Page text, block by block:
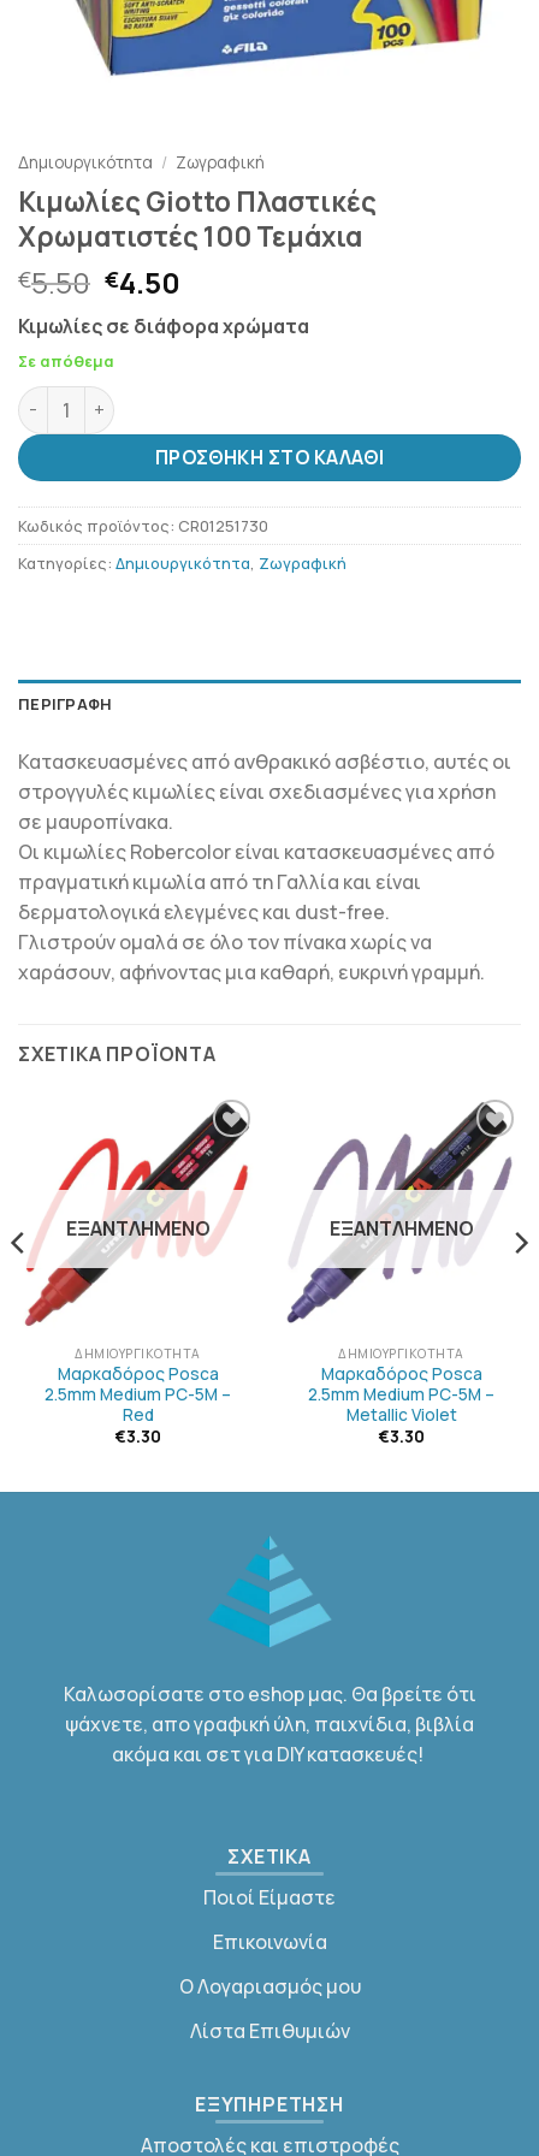
Δημιουργικότητα / Ζωγραφική
Κιμωλίες Giotto Πλαστικές
Χρωματιστές 100 Τεμάχια
€5.50 Original
price
was:
€5.50.
€4.50
τρέχουσα
τιμή
Κιμωλίες σε διάφορα χρώματα
Σε απόθεμα
Κιμωλίες Giotto Πλαστικές Χρωματιστές 100 Τεμάχια
ΠΡΟΣΘΉΚΗ ΣΤΟ ΚΑΛΆΘΙ
Κωδικός προϊόντος: CR01251730
Κατηγορίες: Δημιουργικότητα Ζωγραφική
ΠΕΡΙΓΡΑΦΉ
Κατασκευασμένες από ανθρακικό ασβέστιο, αυτές οι
στρογγυλές κιμωλίες είναι σχεδιασμένες για χρήση
σε μαυροπίνακα.
Οι κιμωλίες Robercolor είναι κατασκευασμένες από
πραγματική κιμωλία από τη Γαλλία και είναι
δερματολογικά ελεγμένες και dust-free.
Γλιστρούν ομαλά σε όλο τον πίνακα χωρίς να
χαράσουν, αφήνοντας μια καθαρή, ευκρινή γραμμή.
ΣΧΕΤΙΚΆ ΠΡΟΪΌΝΤΑ
ΠΡΟΣΘΉΚΗ
ΣΤΗΝ
ΛΊΣΤΑ
ΕΠΙΘΥΜΙΏΝ
ΕΞΑΝΤΛΗΜΈΝΟ
ΔΗΜΙΟΥΡΓΙΚΌΤΗΤΑ
Μαρκαδόρος Posca
2.5mm Medium PC-5M –
Red
€3.30
ΠΡΟΣΘΉΚΗ
ΣΤΗΝ
ΛΊΣΤΑ
ΕΠΙΘΥΜΙΏΝ
ΕΞΑΝΤΛΗΜΈΝΟ
ΔΗΜΙΟΥΡΓΙΚΌΤΗΤΑ
Μαρκαδόρος Posca
2.5mm Medium PC-5M –
Metallic Violet
€3.30
Καλωσορίσατε στο eshop μας. Θα βρείτε ότι
ψάχνετε, απο γραφική ύλη, παιχνίδια, βιβλία
ακόμα και σετ για DIY κατασκευές!
ΣΧΕΤΙΚΑ
Ποιοί Είμαστε
Επικοινωνία
Ο Λογαριασμός μου
Λίστα Επιθυμιών
ΕΞΥΠΗΡΕΤΗΣΗ
Αποστολές και επιστροφές